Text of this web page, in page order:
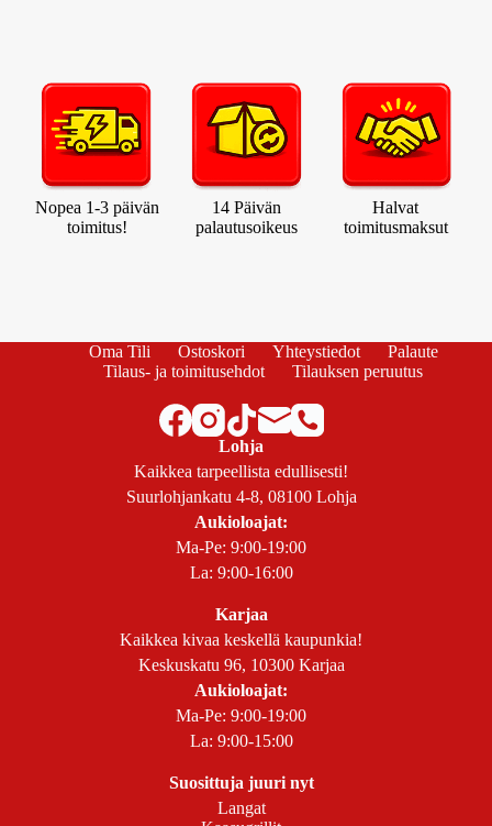
Nopea 1-3 päivän
toimitus!
14 Päivän
palautusoikeus
Halvat
toimitusmaksut
Oma Tili Ostoskori Yhteystiedot
Palaute
Tilaus- ja toimitusehdot
Tilauksen peruutus
Lohja
Kaikkea tarpeellista edullisesti!
Suurlohjankatu 4-8, 08100 Lohja
Aukioloajat:
Ma-Pe: 9:00-19:00
La: 9:00-16:00
Karjaa
Kaikkea kivaa keskellä kaupunkia!
Keskuskatu 96, 10300 Karjaa
Aukioloajat:
Ma-Pe: 9:00-19:00
La: 9:00-15:00
Suosittuja juuri nyt
Langat